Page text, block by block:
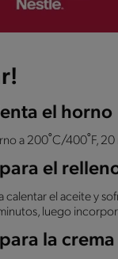
el horno
a 200˚C/400˚F,
el
calentar el aceite y
luego
la crema